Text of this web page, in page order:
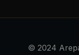
© 2024